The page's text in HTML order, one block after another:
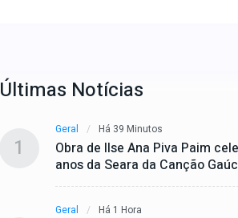
Últimas Notícias
1
Geral Há 39 Minutos
Obra de Ilse Ana Piva Paim
anos da Seara da Canção
Geral Há 1 Hora